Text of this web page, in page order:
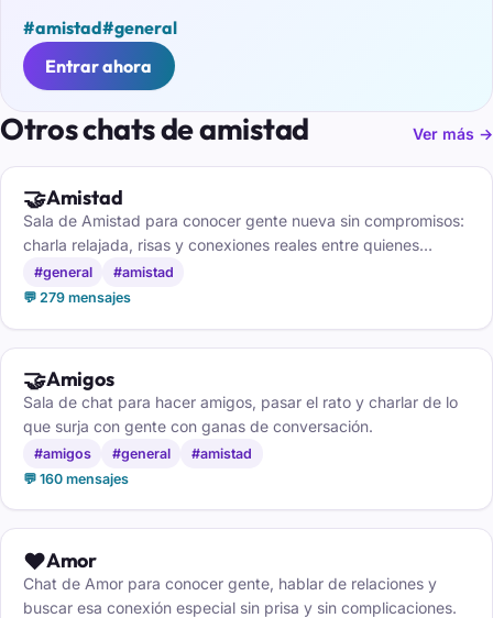
#amistad#general
Entrar ahora
Otros chats de amistad Ver más →
🤝Amistad
Sala de Amistad para conocer gente nueva sin compromisos:
charla relajada, risas y conexiones reales entre quienes
buscan buena compañía.
#general
#amistad
💬 279 mensajes
🤝Amigos
Sala de chat para hacer amigos, pasar el rato y charlar de lo
que surja con gente con ganas de conversación.
#amigos #general
#amistad
💬 160 mensajes
❤️Amor
Chat de Amor para conocer gente, hablar de relaciones y
buscar esa conexión especial sin prisa y sin complicaciones.